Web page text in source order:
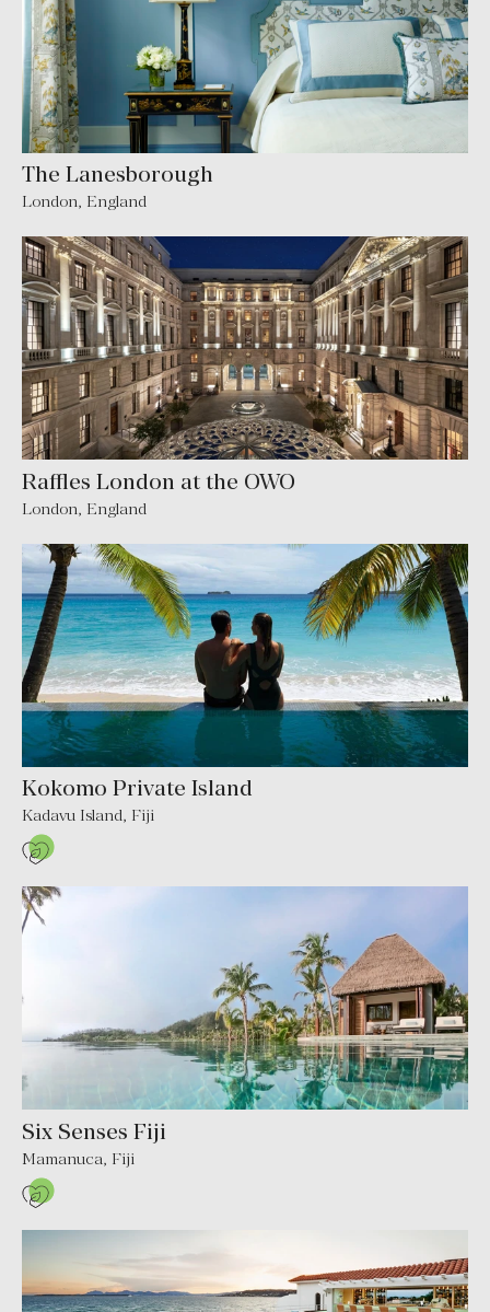
The Lanesborough
London, England
Raffles London at the OWO
London, England
Kokomo Private Island
Kadavu Island, Fiji
Six Senses Fiji
Mamanuca, Fiji